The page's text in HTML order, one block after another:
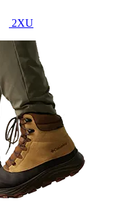
2XU